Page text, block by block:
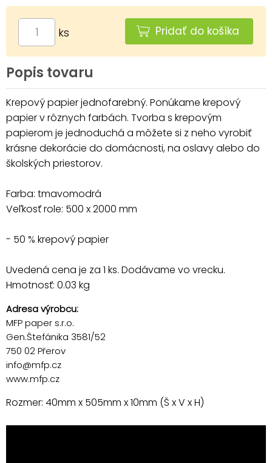
ks Pridať do košíka
Popis tovaru
Krepový papier jednofarebný. Ponúkame krepový
papier v rôznych farbách. Tvorba s krepovým
papierom je jednoduchá a môžete si z neho vyrobiť
krásne dekorácie do domácnosti, na oslavy alebo do
školských priestorov.
Farba: tmavomodrá
Veľkosť role: 500 x 2000 mm
- 50 % krepový papier
Uvedená cena je za 1 ks. Dodávame vo vrecku.
Hmotnosť: 0.03 kg
Adresa výrobcu:
MFP paper s.r.o.
Gen.Štefánika 3581/52
750 02 Přerov
info@mfp.cz
www.mfp.cz
Rozmer: 40mm x 505mm x 10mm (Š x V x H)